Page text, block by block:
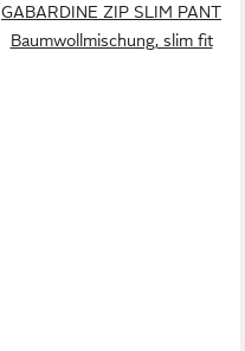
GABARDINE ZIP SLIM PANT
Baumwollmischung, slim fit